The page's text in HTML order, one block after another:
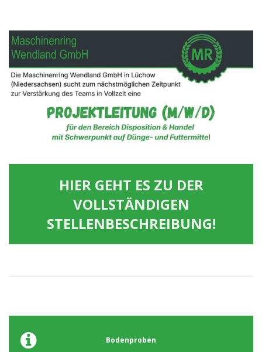
HIER GEHT ES ZU DER
VOLLSTÄNDIGEN
STELLENBESCHREIBUNG!
Bodenproben